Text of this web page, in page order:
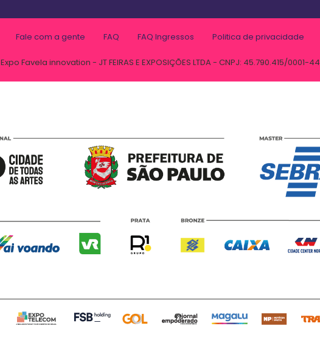
Fale com a gente FAQ FAQ Ingressos Politica de privacidade
Expo Favela innovation - JT FEIRAS E EXPOSIÇÕES LTDA - CNPJ: 45.790.415/0001-44